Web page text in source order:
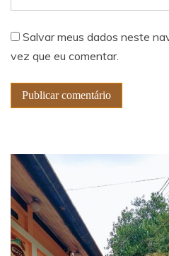
Salvar meus dados neste
vez que eu comentar.